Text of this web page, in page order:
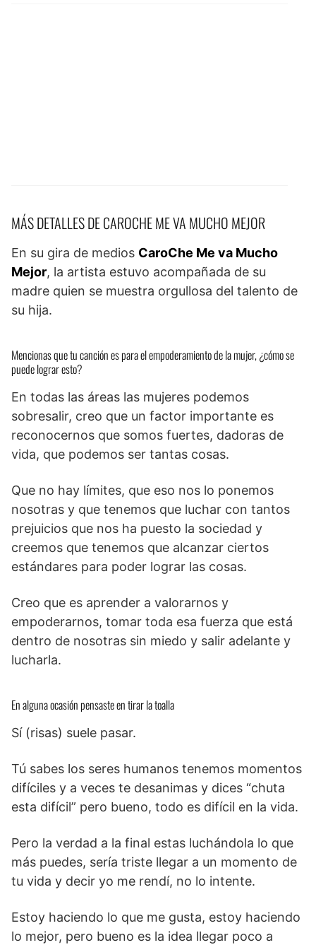
MÁS DETALLES DE CAROCHE ME VA MUCHO MEJOR
En su gira de medios CaroChe Me va Mucho
Mejor, la artista estuvo acompañada de su
madre quien se muestra orgullosa del talento de
su hija.
Mencionas que tu canción es para el empoderamiento de la mujer, ¿cómo se
puede lograr esto?
En todas las áreas las mujeres podemos
sobresalir, creo que un factor importante es
reconocernos que somos fuertes, dadoras de
vida, que podemos ser tantas cosas.
Que no hay límites, que eso nos lo ponemos
nosotras y que tenemos que luchar con tantos
prejuicios que nos ha puesto la sociedad y
creemos que tenemos que alcanzar ciertos
estándares para poder lograr las cosas.
Creo que es aprender a valorarnos y
empoderarnos, tomar toda esa fuerza que está
dentro de nosotras sin miedo y salir adelante y
lucharla.
En alguna ocasión pensaste en tirar la toalla
Sí (risas) suele pasar.
Tú sabes los seres humanos tenemos momentos
difíciles y a veces te desanimas y dices “chuta
esta difícil” pero bueno, todo es difícil en la vida.
Pero la verdad a la final estas luchándola lo que
más puedes, sería triste llegar a un momento de
tu vida y decir yo me rendí, no lo intente.
Estoy haciendo lo que me gusta, estoy haciendo
lo mejor, pero bueno es la idea llegar poco a